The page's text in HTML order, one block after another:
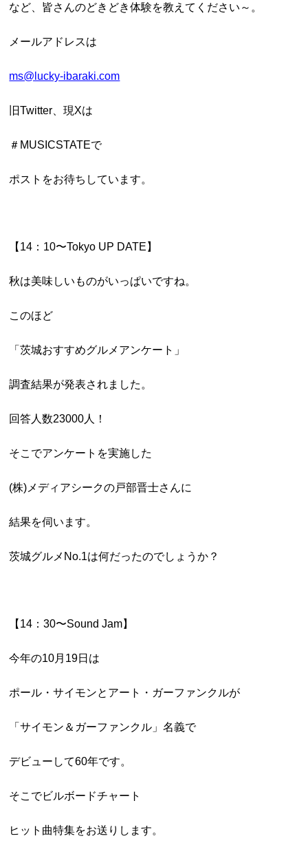
など、皆さんのどきどき体験を教えてください～。
メールアドレスは
ms@lucky-ibaraki.com
旧Twitter、現Xは
＃MUSICSTATEで
ポストをお待ちしています。
【14：10〜Tokyo UP DATE】
秋は美味しいものがいっぱいですね。
このほど
「茨城おすすめグルメアンケート」
調査結果が発表されました。
回答人数23000人！
そこでアンケートを実施した
(株)メディアシークの戸部晋士さんに
結果を伺います。
茨城グルメNo.1は何だったのでしょうか？
【14：30〜Sound Jam】
今年の10月19日は
ポール・サイモンとアート・ガーファンクルが
「サイモン＆ガーファンクル」名義で
デビューして60年です。
そこでビルボードチャート
ヒット曲特集をお送りします。